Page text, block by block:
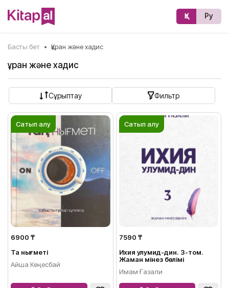
Қз Ру
Басты бет • Құран және хадис
Құран және хадис
Сұрыптау Фильтр
Сатып алу
6900 ₸
Таң нығметі
Айша Кеңесбай
Сатып алу
7590 ₸
Ихия улумид-дин. 3-том.
Жаман мінез бөлімі
Имам Ғазали